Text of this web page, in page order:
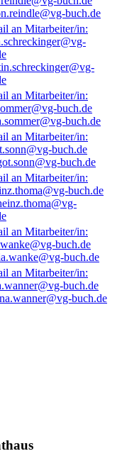
buch.de
buch.de
buch.de
buch.de
buch.de